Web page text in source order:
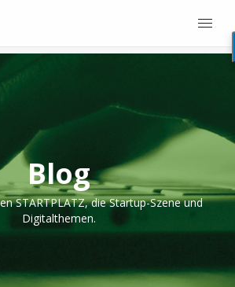
Blog
STARTPLATZ, die Startup-Szene und
Digitalthemen.